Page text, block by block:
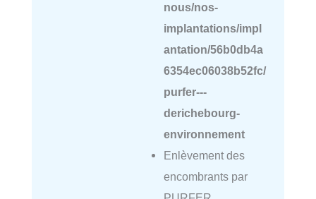
nous/nos-
implantations/impl
antation/56b0db4a
6354ec06038b52fc/
purfer---
derichebourg-
environnement
Enlèvement des
encombrants par